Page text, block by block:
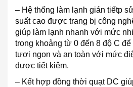
– Hệ thống làm lạnh gián tiếtp
suất cao được trang bị công
giúp làm lạnh nhanh với mức
trong khoảng từ 0 đến 8 độ C
tươi ngon và an toàn với mức
được tiết kiệm.
– Kết hợp đồng thời quạt DC